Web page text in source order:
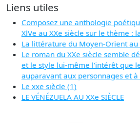
Liens utiles
Composez une anthologie
XlVe au XXe siècle sur le thème :
La littérature du Moyen-Orient au
Le roman du XXe siècle semble
et le style lui-même l'intérêt que
auparavant aux personnages et
Le xxe siècle (1)
LE VÉNÉZUELA AU XXe SIÈCLE